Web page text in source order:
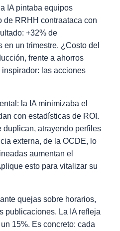
IA pintaba equipos
de RRHH contraataca con
+32% de
un trimestre. ¿Costo del
frente a ahorros
las acciones
la IA minimizaba el
con estadísticas de ROI.
duplican, atrayendo perfiles
externa, de la OCDE, lo
aumentan el
esto para vitalizar su
quejas sobre horarios,
publicaciones. La IA refleja
15%. Es concreto: cada